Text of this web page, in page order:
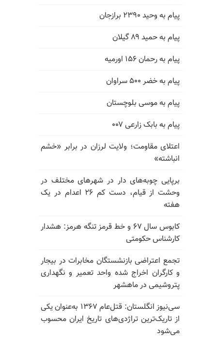
پیام به وحید ۲۳۹۰ برازجان
پیام به حمید ۸۹ گیلان
پیام به رحمان ۱۵۶ اورمیه
پیام به خضر ۵۰۰ سراوان
پیام به موسی بلوچستان
پیام به بابک زارعی ۰۰۷
اعتلای مقاومت؛ ولایت لرزان در برابر «خشم
انباشته»
برپایی چوبه‌های دار در شهرهای مختلف در
وحشت از قیام، دست کم ۲۶ اعدام در یک
هفته
کابوس سال ۶۷ و خط قرمز تنگه هرمز: هشدار
کارشناس حکومتی
تجمع اعتراضی بازنشستگان مخابرات در بیجار
و کارگران اخراج شده واحد تعمیر و نگهداری
پتروشیمی در ماهشهر
سی‌نیوز انگلستان: قتل‌عام ۱۳۶۷ به‌عنوان یکی
از تاریک‌ترین تراژدی‌های تاریخ ایران محسوب
می‌شود